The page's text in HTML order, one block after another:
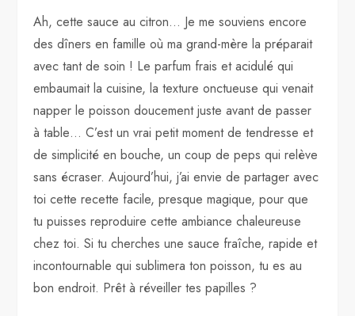
Ah, cette sauce au citron… Je me souviens encore
des dîners en famille où ma grand-mère la préparait
avec tant de soin ! Le parfum frais et acidulé qui
embaumait la cuisine, la texture onctueuse qui venait
napper le poisson doucement juste avant de passer
à table… C’est un vrai petit moment de tendresse et
de simplicité en bouche, un coup de peps qui relève
sans écraser. Aujourd’hui, j’ai envie de partager avec
toi cette recette facile, presque magique, pour que
tu puisses reproduire cette ambiance chaleureuse
chez toi. Si tu cherches une sauce fraîche, rapide et
incontournable qui sublimera ton poisson, tu es au
bon endroit. Prêt à réveiller tes papilles ?